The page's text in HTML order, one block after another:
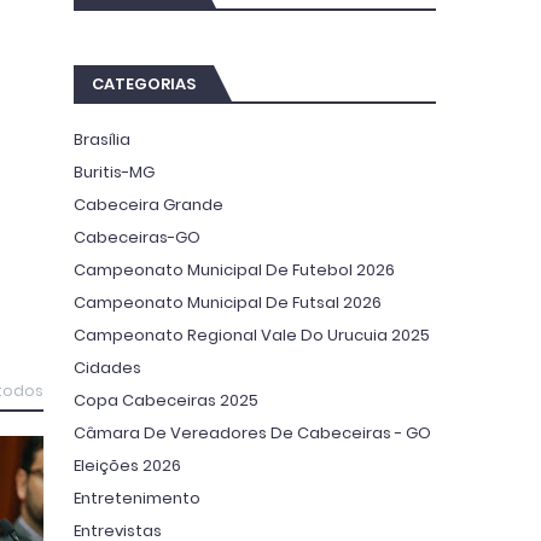
CATEGORIAS
Brasília
Buritis-MG
Cabeceira Grande
Cabeceiras-GO
Campeonato Municipal De Futebol 2026
Campeonato Municipal De Futsal 2026
Campeonato Regional Vale Do Urucuia 2025
Cidades
Copa Cabeceiras 2025
Câmara De Vereadores De Cabeceiras - GO
Eleições 2026
Entretenimento
Entrevistas